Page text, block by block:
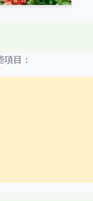
目：